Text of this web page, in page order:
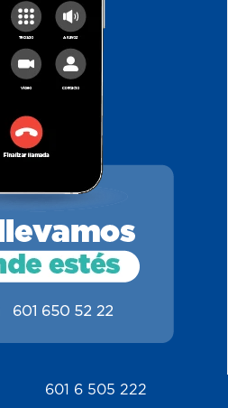
601 6 505 222